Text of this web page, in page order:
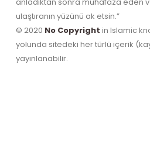
ulaştıranın yüzünü ak etsin.”
© 2020 No Copyright in Islamic
yolunda sitedeki her türlü içerik
yayınlanabilir.